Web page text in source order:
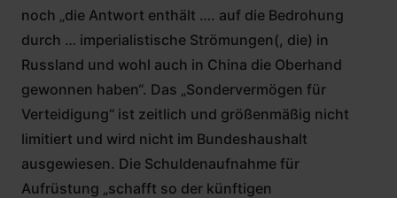
noch „die Antwort enthält …. auf die Bedrohung
durch … imperialistische Strömungen(, die) in
Russland und wohl auch in China die Oberhand
gewonnen haben“. Das „Sondervermögen für
Verteidigung“ ist zeitlich und größenmäßig nicht
limitiert und wird nicht im Bundeshaushalt
ausgewiesen. Die Schuldenaufnahme für
Aufrüstung „schafft so der künftigen